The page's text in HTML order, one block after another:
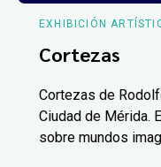
EXHIBICIÓN
Cortezas
Cortezas de
Ciudad de Mérida.
sobre mundos